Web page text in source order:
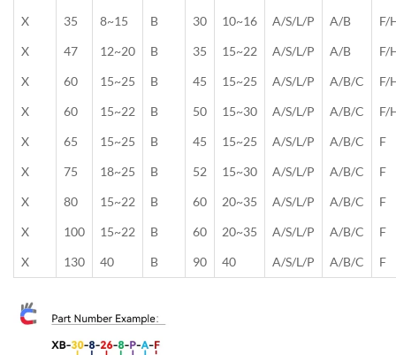
X
35 8~15 B 30 10~16 A/S/L/P A/B
F/
X
47 12~20 B 35 15~22 A/S/L/P A/B
F/
X
60 15~25 B 45 15~25 A/S/L/P A/B/C
F/
X
60 15~22 B 50 15~30 A/S/L/P A/B/C
F/
X
65 15~25 B 45 15~25 A/S/L/P A/B/C
F
X
75 18~25 B 52 15~30 A/S/L/P A/B/C
F
X
80 15~22 B 60 20~35 A/S/L/P A/B/C
F
X
100 15~22 B 60 20~35 A/S/L/P A/B/C
F
X
130 40 B 90 40 A/S/L/P A/B/C F